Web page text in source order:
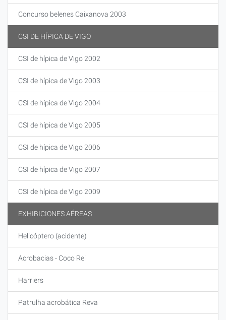
Concurso belenes Caixanova 2003
CSI DE HÍPICA DE VIGO
CSI de hípica de Vigo 2002
CSI de hípica de Vigo 2003
CSI de hípica de Vigo 2004
CSI de hípica de Vigo 2005
CSI de hípica de Vigo 2006
CSI de hípica de Vigo 2007
CSI de hípica de Vigo 2009
EXHIBICIONES AÉREAS
Helicóptero (acidente)
Acrobacias - Coco Rei
Harriers
Patrulha acrobática Reva